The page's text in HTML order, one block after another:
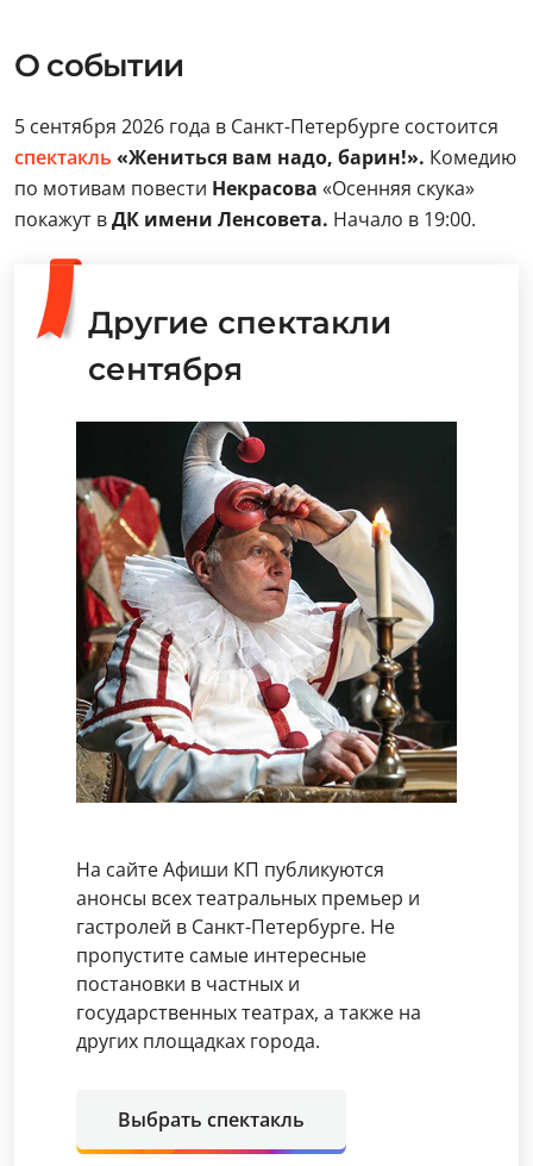
О событии
5 сентября 2026 года в Санкт-Петербурге состоится
спектакль «Жениться вам надо, барин!». Комедию
по мотивам повести Некрасова «Осенняя скука»
покажут вДК имени Ленсовета. Начало в 19:00.
Другие спектакли
сентября
На сайте Афиши КП публикуются
анонсы всех театральных премьер и
гастролей в Санкт-Петербурге. Не
пропустите самые интересные
постановки в частных и
государственных театрах, а также на
других площадках города.
Выбрать спектакль